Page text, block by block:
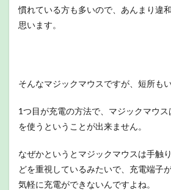
慣れている方も多いので、あんまり違
思います。
そんなマジックマウスですが、短所も
1つ目が充電の方法で、マジックマウ
を使うということが出来ません。
なぜかというとマジックマウスは手触
どを重視しているみたいで、充電端子
気軽に充電ができないんですよね。